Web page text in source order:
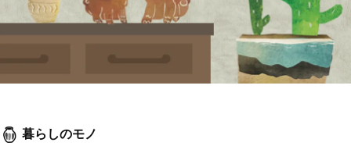
暮らしのモノ